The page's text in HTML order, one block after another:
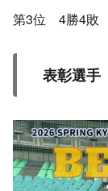
第3位 4勝4敗
表彰選手